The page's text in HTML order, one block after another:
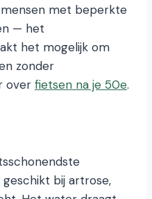
met beperkte
— het
het mogelijk om
zonder
over fietsen na je 50e.
bij artrose,